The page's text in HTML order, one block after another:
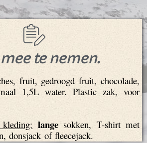
te nemen.
fruit, gedroogd fruit, chocolade,
1,5L water. Plastic zak, voor
langesokken, T-shirt met
donsjack of fleecejack.